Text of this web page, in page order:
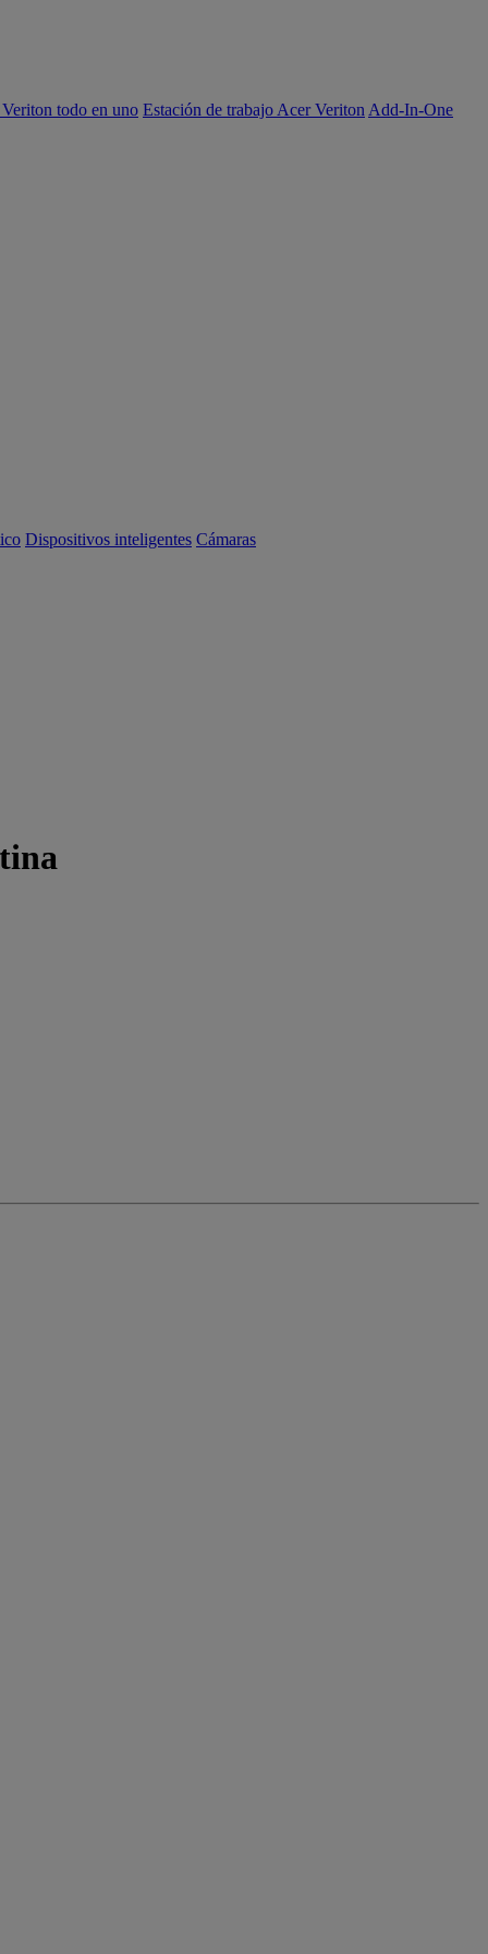
todo en uno Estación de trabajo Acer Veriton Add-In-One
Dispositivos inteligentes Cámaras